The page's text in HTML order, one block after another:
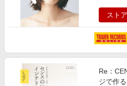
スト
Re：
ジで作